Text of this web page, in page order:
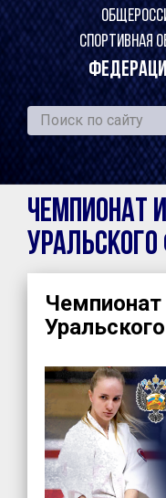
СПОРТИВНАЯ
Чемпионат